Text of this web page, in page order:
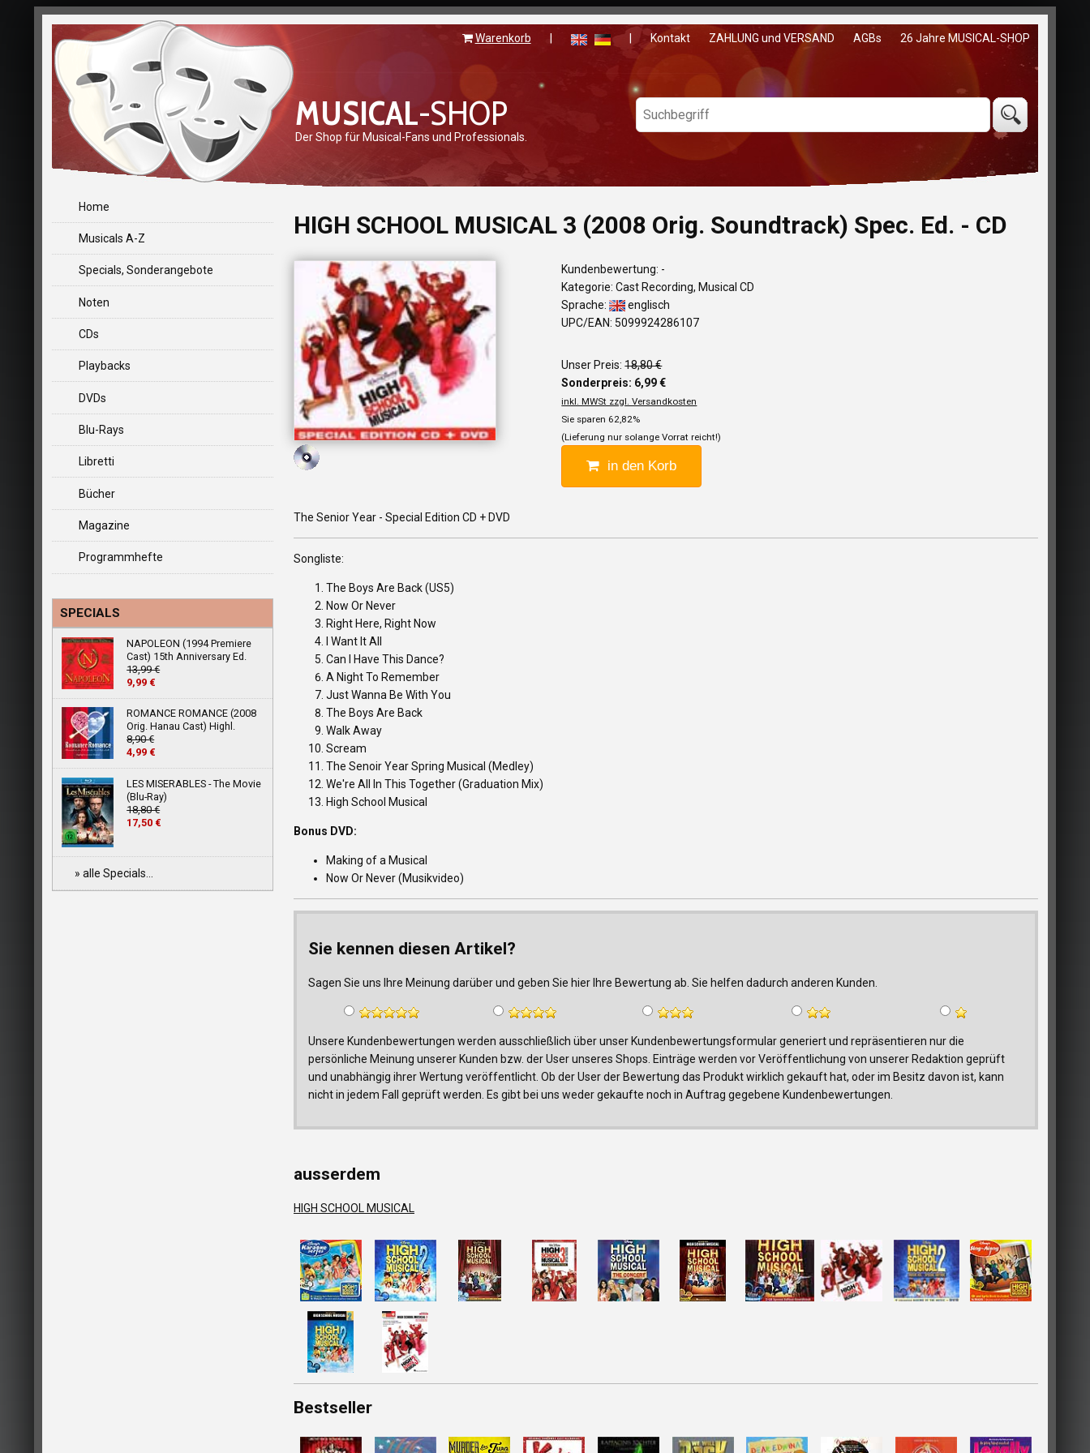
MUSICAL-SHOP
Warenkorb Kontakt ZAHLUNG und VERSAND AGBs 26 Jahre MUSICAL-SHOP
Der Shop für Musical-Fans und Professionals.
Home
Musicals A-Z
Specials, Sonderangebote
Noten
CDs
Playbacks
DVDs
Blu-Rays
Libretti
Bücher
Magazine
Programmhefte
SPECIALS
NAPOLEON (1994 Premiere
Cast) 15th Anniversary Ed.
13,99 €
9,99 €
ROMANCE ROMANCE (2008
Orig. Hanau Cast) Highl.
8,90 €
4,99 €
LES MISERABLES - The Movie
(Blu-Ray)
18,80 €
17,50 €
» alle Specials...
HIGH SCHOOL MUSICAL 3 (2008 Orig. Soundtrack) Spec. Ed. - CD
Kundenbewertung: -
Kategorie: Cast Recording, Musical CD
Sprache:
englisch
UPC/EAN: 5099924286107
Unser Preis:18,80 €
Sonderpreis: 6,99 €
inkl. MWSt zzgl. Versandkosten
Sie sparen 62,82%
(Lieferung nur solange Vorrat reicht!)
in den Korb
The Senior Year - Special Edition CD + DVD
Songliste:
The Boys Are Back (US5)
Now Or Never
Right Here, Right Now
I Want It All
Can I Have This Dance?
A Night To Remember
Just Wanna Be With You
The Boys Are Back
Walk Away
Scream
The Senoir Year Spring Musical (Medley)
We're All In This Together (Graduation Mix)
High School Musical
Bonus DVD:
Making of a Musical
Now Or Never (Musikvideo)
Sie kennen diesen Artikel?
Sagen Sie uns Ihre Meinung darüber und geben Sie hier Ihre Bewertung ab. Sie helfen dadurch anderen Kunden.
Unsere Kundenbewertungen werden ausschließlich über unser Kundenbewertungsformular generiert und repräsentieren nur die
persönliche Meinung unserer Kunden bzw. der User unseres Shops. Einträge werden vor Veröffentlichung von unserer Redaktion geprüft
und unabhängig ihrer Wertung veröffentlicht. Ob der User der Bewertung das Produkt wirklich gekauft hat, oder im Besitz davon ist, kann
nicht in jedem Fall geprüft werden. Es gibt bei uns weder gekaufte noch in Auftrag gegebene Kundenbewertungen.
ausserdem
HIGH SCHOOL MUSICAL
Bestseller